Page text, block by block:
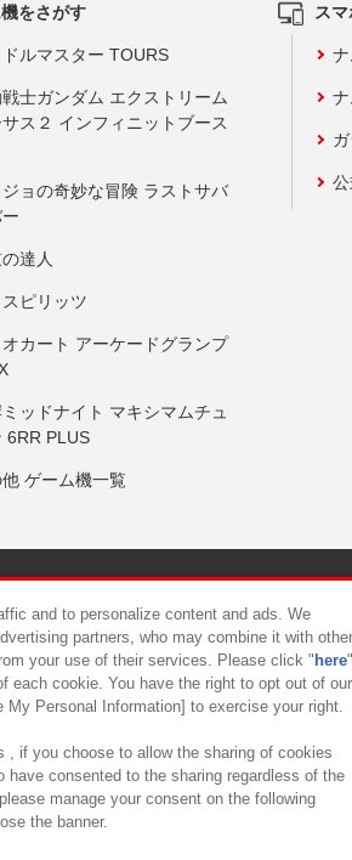
をさがす
ルマスター TOURS
士ガンダム エクストリーム
ス２ インフィニットブース
ョの奇妙な冒険 ラストサバ
達人
ピリッツ
カート アーケードグランプ
ッドナイト マキシマムチュ
6RR PLUS
ゲーム機一覧
ス
について カスタマーハラスメント対応方
and to personalize content and ads. We
partners, who may combine it with other
your use of their services. Please click " here"
each cookie. You have the right to opt out of our
Personal Information] to exercise your right.
, if you choose to allow the sharing of cookies
have consented to the sharing regardless of the
manage your consent on the following
the banner.